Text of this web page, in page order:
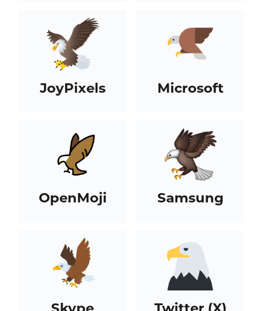
JoyPixels Microsoft
OpenMoji Samsung